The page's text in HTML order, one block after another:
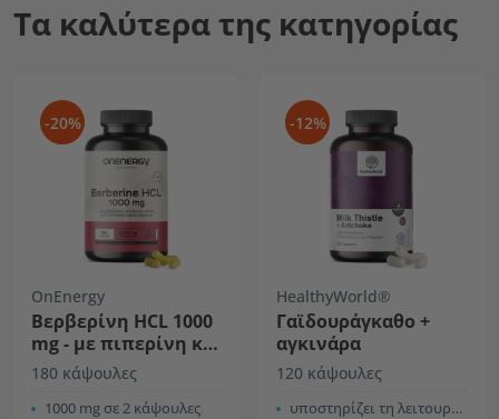
Τα καλύτερα της κατηγορίας
-20%
OnEnergy
Βερβερίνη HCL 1000
mg - με πιπερίνη και
χρώμιο
180 κάψουλες
1000 mg σε 2 κάψουλες
-12%
HealthyWorld®
Γαϊδουράγκαθο +
αγκινάρα
120 κάψουλες
υποστηρίζει τη λειτουργία του ήπατος